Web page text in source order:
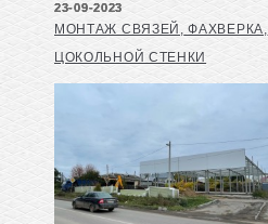
23-09-2023
МОНТАЖ СВЯЗЕЙ, ФАХВЕРКА,
ЦОКОЛЬНОЙ СТЕНКИ